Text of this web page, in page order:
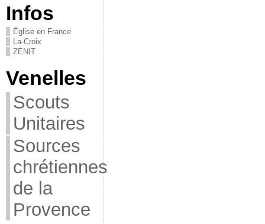
Infos
Église en France
La-Croix
ZENIT
Venelles
Scouts
Unitaires
Sources
chrétiennes
de la
Provence